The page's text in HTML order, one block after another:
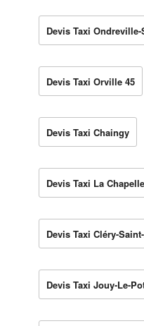
Devis Taxi
Devis Taxi Orville 45
Devis Taxi Chaingy
Devis Taxi La
Devis Taxi Cléry-
Devis Taxi Jouy-Le-